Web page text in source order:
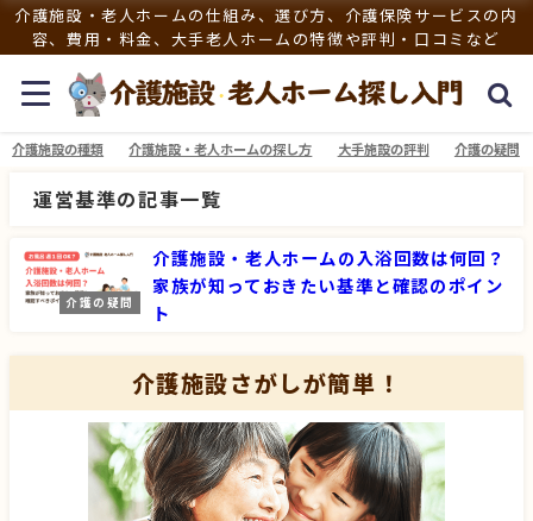
介護施設・老人ホームの仕組み、選び方、介護保険サービスの内
容、費用・料金、大手老人ホームの特徴や評判・口コミなど
介護施設の種類 介護施設・老人ホームの探し方 大手施設の評判 介護の疑問
運営基準の記事一覧
介護の疑問
介護施設・老人ホームの入浴回数は何回？
家族が知っておきたい基準と確認のポイン
ト
介護施設さがしが簡単！